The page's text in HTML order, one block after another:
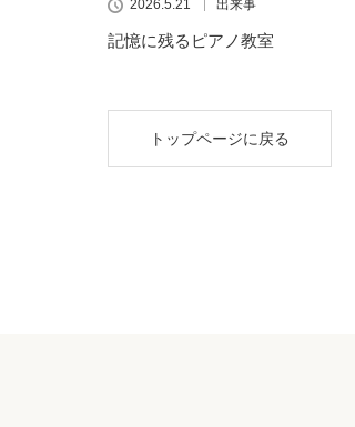
2026.5.21 出来事
記憶に残るピアノ教室
トップページに戻る